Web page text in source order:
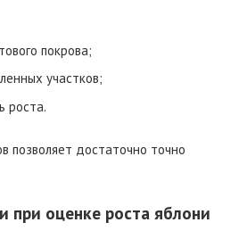
покрова;
участков;
роста.
позволяет достаточно точно
при оценке роста яблони